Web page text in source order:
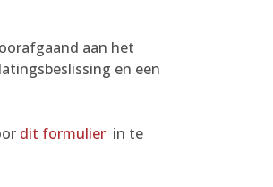
aan het
en een
dit formulier in te